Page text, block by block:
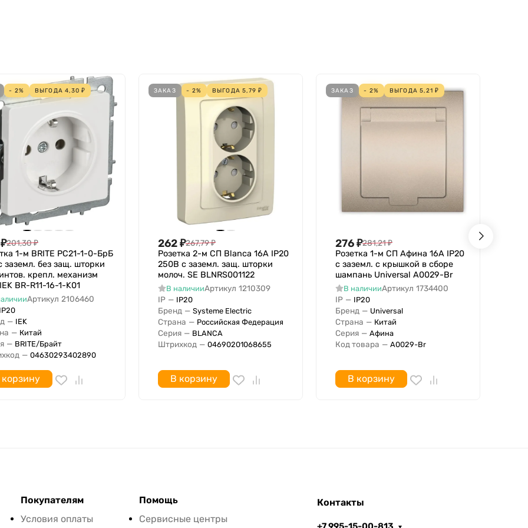
Нет
Нет
Нет
Не требует специального питания
Да
Пластик
0 мА
Захватное крепление/Винтовое крепление
9003
IK01
Матовый (-ая)
Нет
Нет
IP20
Нет
Нет
- 2% ВЫГОДА4,30 ₽
₽201,30₽
1-м BRITE РС21-1-0-БрБ
заземл. без защ. шторки
крепл. механизм
BR-R11-16-1-K01
Артикул 2106460
IP20
— IEK
— Китай
— BRITE/Брайт
— 04630293402890
ЗАКАЗ - 2% ВЫГОДА5,79 ₽
262₽267,79₽
Розетка 2-м СП Blanca 16А IP20
250В с заземл. защ. шторки
молоч. SE BLNRS001122
В наличииАртикул 1210309
IP — IP20
Бренд — Systeme Electric
Страна — Российская Федерация
Серия — BLANCA
Штрихкод — 04690201068655
В корзину
ЗАКАЗ - 2% ВЫГОДА5,21 ₽
276₽281,21₽
Розетка 1-м СП Афина 16А IP20
с заземл. с крышкой в сборе
шампань Universal A0029-Br
В наличииАртикул 1734400
IP — IP20
Бренд — Universal
Страна — Китай
Серия — Афина
Код товара — A0029-Br
В корзину
Покупателям
Условия оплаты
Помощь
Сервисные центры
Контакты